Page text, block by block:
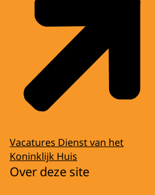
Vacatures Dienst van het
Koninklijk Huis
Over deze site